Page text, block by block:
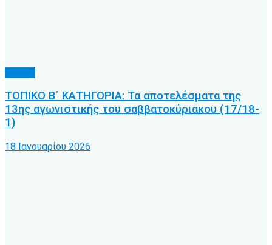
ΤΟΠΙΚΟ Β΄ ΚΑΤΗΓΟΡΙΑ: Τα αποτελέσματα της
13ης αγωνιστικής του σαββατοκύριακου (17/18-
1)
18 Ιανουαρίου 2026